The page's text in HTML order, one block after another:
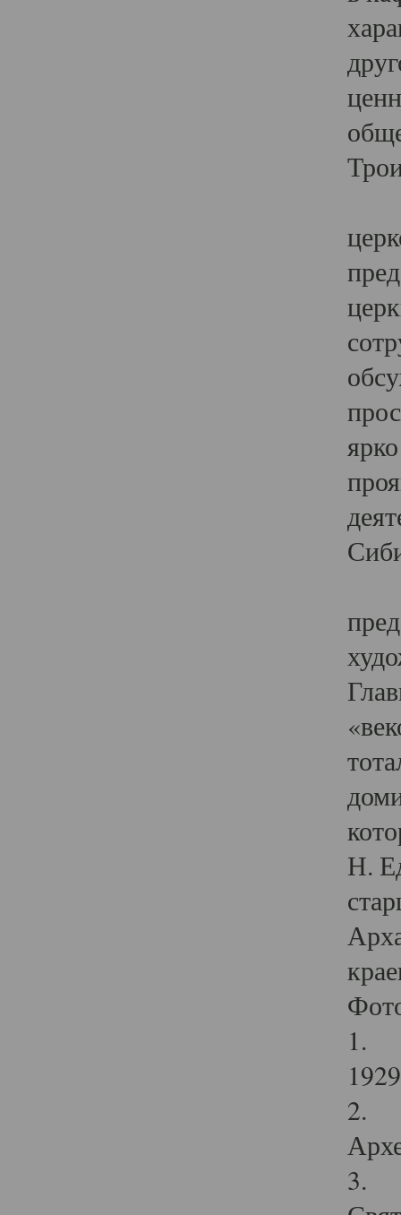
Н.
1.
2.
3.